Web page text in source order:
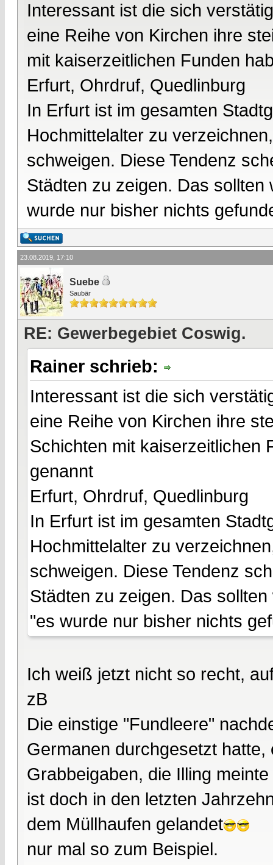
Interessant ist die sich
eine Reihe von Kirchen ihre
mit kaiserzeitlichen Funden
Erfurt, Ohrdruf, Quedlinburg
In Erfurt ist im gesamten
Hochmittelalter zu
schweigen. Diese Tendenz
Städten zu zeigen. Das
wurde nur bisher nichts
23.08.2019, 17:10
Suebe
Saubär
RE: Gewerbegebiet Coswig.
Rainer schrieb:
Interessant ist die sich
eine Reihe von Kirchen ihre
Schichten mit kaiserzeitlichen
genannt
Erfurt, Ohrdruf, Quedlinburg
In Erfurt ist im gesamten
Hochmittelalter zu
schweigen. Diese Tendenz
Städten zu zeigen. Das
"es wurde nur bisher nichts
Ich weiß jetzt nicht so recht,
zB
Die einstige "Fundleere"
Germanen durchgesetzt
Grabbeigaben, die Illing
ist doch in den letzten
dem Müllhaufen gelandet
nur mal so zum Beispiel.